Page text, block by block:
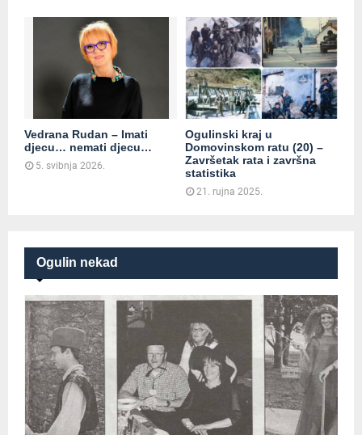
Vedrana Rudan – Imati
djecu… nemati djecu…
5. svibnja 2026.
Ogulinski kraj u
Domovinskom ratu (20) –
Završetak rata i završna
statistika
21. rujna 2025.
Ogulin nekad